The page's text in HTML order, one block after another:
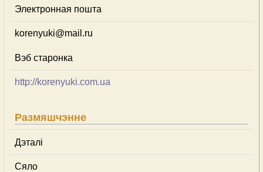
Электронная пошта
korenyuki@mail.ru
Вэб старонка
http://korenyuki.com.ua
Размяшчэнне
Дэталі
Сяло